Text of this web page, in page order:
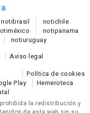
notibrasil notichile
méxico notipanama
notiuruguay
Aviso legal
Política de cookies
Play
Hemeroteca
la redistribución y